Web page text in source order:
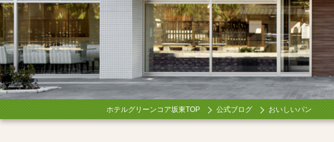
ホテルグリーンコア坂東TOP 公式ブログ おいしいパン